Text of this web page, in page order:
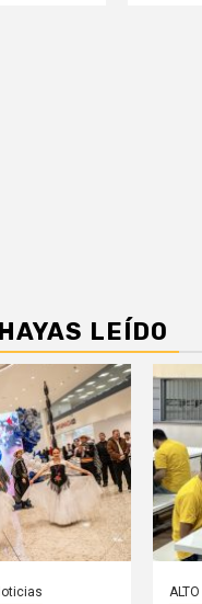
LEÍDO